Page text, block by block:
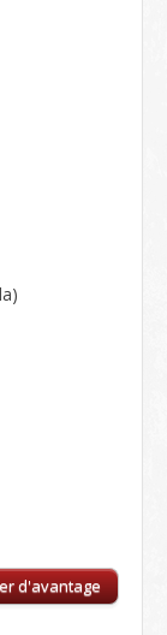
d'avantage